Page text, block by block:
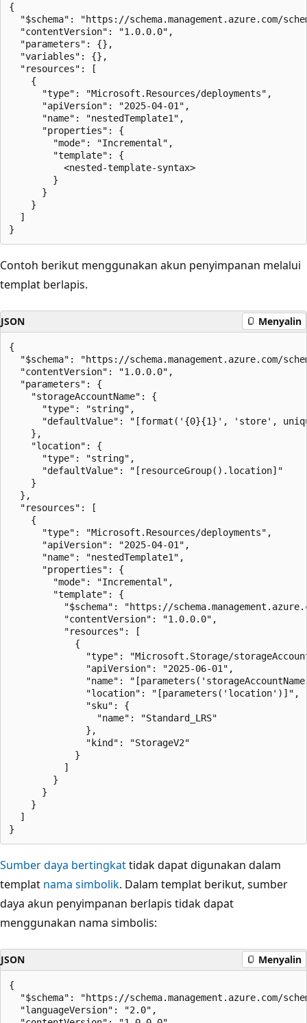
{
"$schema": "https://schema.management.azure.com/
  "contentVersion": "1.0.0.0",
  "parameters": {},
  "variables": {},
  "resources": [
    {
      "type": "Microsoft.Resources/deployments",
      "apiVersion": "2025-04-01",
      "name": "nestedTemplate1",
      "properties": {
        "mode": "Incremental",
        "template": {
          <nested-template-syntax>
        }
      }
    }
  ]
Contoh berikut menggunakan akun penyimpanan melalui
templat berlapis.
JSON Menyalin
{
"$schema": "https://schema.management.azure.com/
  "contentVersion": "1.0.0.0",
  "parameters": {
    "storageAccountName": {
      "type": "string",
"defaultValue": "[format('{0}{1}', 'store',
    },
    "location": {
      "type": "string",
      "defaultValue": "[resourceGroup().location]"
    }
  },
  "resources": [
    {
      "type": "Microsoft.Resources/deployments",
      "apiVersion": "2025-04-01",
      "name": "nestedTemplate1",
      "properties": {
        "mode": "Incremental",
        "template": {
"$schema": "https://
          "contentVersion": "1.0.0.0",
          "resources": [
            {
"type": "Microsoft.Storage/
              "apiVersion": "2025-06-01",
"name":
              "location": "[parameters('location')]",
              "sku": {
                "name": "Standard_LRS"
              },
              "kind": "StorageV2"
            }
          ]
        }
      }
    }
  ]
Sumber daya bertingkattidak dapat digunakan dalam
templat nama simbolik. Dalam templat berikut, sumber
daya akun penyimpanan berlapis tidak dapat
menggunakan nama simbolis:
JSON Menyalin
{
"$schema": "https://schema.management.azure.com/
  "languageVersion": "2.0",